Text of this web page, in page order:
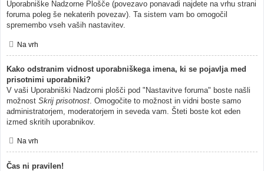
Uporabniške Nadzorne Plošče (povezavo ponavadi najdete na vrhu strani
foruma poleg še nekaterih povezav). Ta sistem vam bo omogočil
spremembo vseh vaših nastavitev.
Na vrh
Kako odstranim vidnost uporabniškega imena, ki se pojavlja med
prisotnimi uporabniki?
V vaši Uporabniški Nadzorni plošči pod "Nastavitve foruma" boste našli
možnost Skrij prisotnost . Omogočite to možnost in vidni boste samo
administratorjem, moderatorjem in seveda vam. Šteti boste kot eden
izmed skritih uporabnikov.
Na vrh
Čas ni pravilen!